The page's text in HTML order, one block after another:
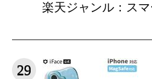
楽天ジャンル：ス
29